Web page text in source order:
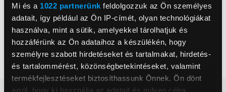
Mi és a 1022 partnerünk feldolgozzuk az Ön személyes
adatait, így például az Ön IP-címét, olyan technológiákat
használva, mint a sütik, amelyekkel tárolhatjuk és
hozzáférünk az Ön adataihoz a készülékén, hogy
személyre szabott hirdetéseket és tartalmakat, hirdetés-
és tartalommérést, közönségbetekintéseket, valamint
termékfejlesztéseket biztosíthassunk Önnek. Ön dönt
arról, hogy ki használja az adatait és milyen célra.
Szárítási technológia
Hőszivattyús
Szárítási kapacitás
8 kg
Zajszint
67 dBA
Energiaosztály
E